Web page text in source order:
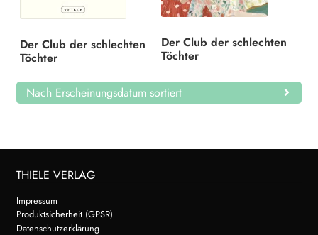
Search:
Der Club der schlechten
Töchter
Der Club der schlechten
Töchter
Nach Erscheinungsdatum sortiert
THIELE VERLAG
Impressum
Produktsicherheit (GPSR)
Datenschutzerklärung